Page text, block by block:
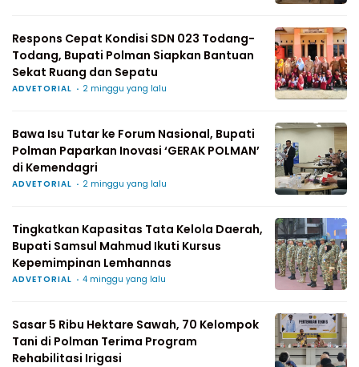
Respons Cepat Kondisi SDN 023 Todang-
Todang, Bupati Polman Siapkan Bantuan
Sekat Ruang dan Sepatu
ADVETORIAL 2 minggu yang lalu
Bawa Isu Tutar ke Forum Nasional, Bupati
Polman Paparkan Inovasi ‘GERAK POLMAN’
di Kemendagri
ADVETORIAL 2 minggu yang lalu
Tingkatkan Kapasitas Tata Kelola Daerah,
Bupati Samsul Mahmud Ikuti Kursus
Kepemimpinan Lemhannas
ADVETORIAL 4 minggu yang lalu
Sasar 5 Ribu Hektare Sawah, 70 Kelompok
Tani di Polman Terima Program
Rehabilitasi Irigasi